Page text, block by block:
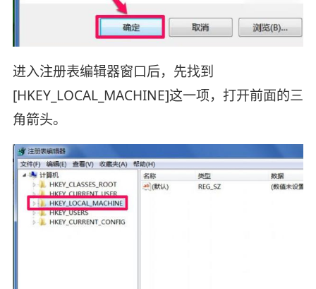
进入注册表编辑器窗口后，先找到
[HKEY_LOCAL_MACHINE]这一项，打开前面的三
角箭头。